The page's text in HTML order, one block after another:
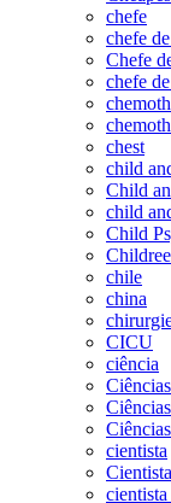
chefe
chefe
Chefe
chefe
chest
child
Child
child
Child
chile
china
CICU
ciência
cientista